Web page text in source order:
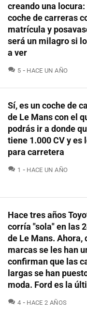
creando una locura:
coche de carreras
matrícula y
será un milagro si
a ver
5 COMENTARIOS
HACE UN AÑO
Sí, es un coche de
de Le Mans con el
podrás ir a donde
tiene 1.000 CV y es
para carretera
1 COMENTARIOS
HACE UN AÑO
Hace tres años
corría "sola" en las
de Le Mans. Ahora,
marcas se les han
confirman que las
largas se han
moda. Ford es la
4 COMENTARIOS
HACE 2 AÑOS